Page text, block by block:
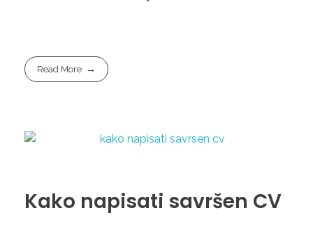
Read More
Kako napisati savršen CV